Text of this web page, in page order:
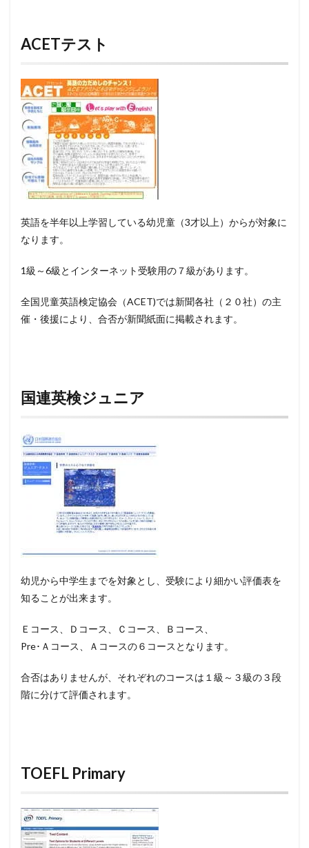
ACETテスト
英語を半年以上学習している幼児童（3才以上）からが対象に
なります。
1級～6級とインターネット受験用の７級があります。
全国児童英語検定協会（ACET)では新聞各社（２０社）の主
催・後援により、合否が新聞紙面に掲載されます。
国連英検ジュニア
幼児から中学生までを対象とし、受験により細かい評価表を
知ることが出来ます。
Ｅコース、Ｄコース、Ｃコース、Ｂコース、
Pre･Ａコース、Ａコースの６コースとなります。
合否はありませんが、それぞれのコースは１級～３級の３段
階に分けて評価されます。
TOEFL Primary